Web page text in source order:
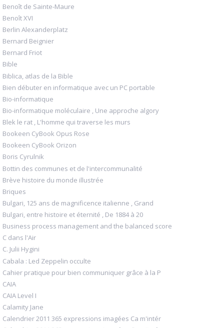
Benoît de Sainte-Maure
Benoît XVI
Berlin Alexanderplatz
Bernard Beignier
Bernard Friot
Bible
Biblica, atlas de la Bible
Bien débuter en informatique avec un PC portable
Bio-informatique
Bio-informatique moléculaire , Une approche algory
Blek le rat , L'homme qui traverse les murs
Bookeen CyBook Opus Rose
Bookeen CyBook Orizon
Boris Cyrulnik
Bottin des communes et de l'intercommunalité
Brève histoire du monde illustrée
Briques
Bulgari, 125 ans de magnificence italienne , Grand
Bulgari, entre histoire et éternité , De 1884 à 20
Business process management and the balanced score
C dans l'Air
C. Julii Hygini
Cabala : Led Zeppelin occulte
Cahier pratique pour bien communiquer grâce à la P
CAIA
CAIA Level I
Calamity Jane
Calendrier 2011 365 expressions imagées Ca m'intér